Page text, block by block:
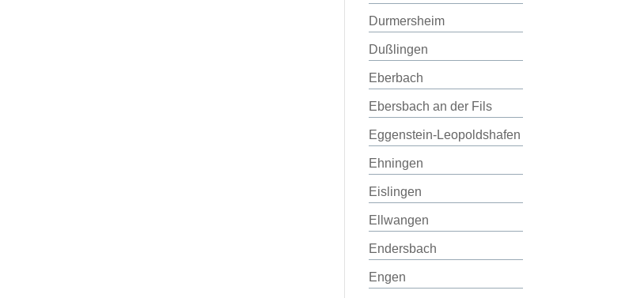
Durmersheim
Dußlingen
Eberbach
Ebersbach an der Fils
Eggenstein-Leopoldshafen
Ehningen
Eislingen
Ellwangen
Endersbach
Engen